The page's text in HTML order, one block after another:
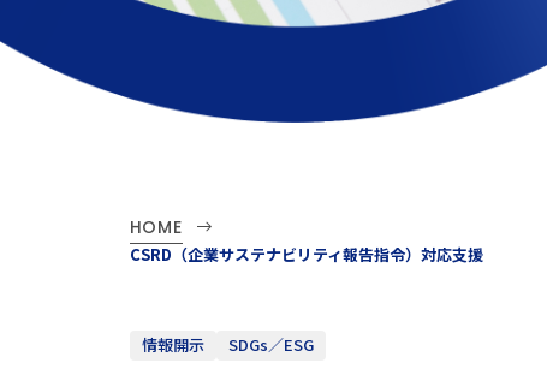
HOME
CSRD（企業サステナビリティ報告指令）対応支援
情報開示 SDGs／ESG